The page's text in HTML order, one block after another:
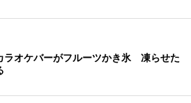
ラオケバーがフルーツかき氷 凍らせた